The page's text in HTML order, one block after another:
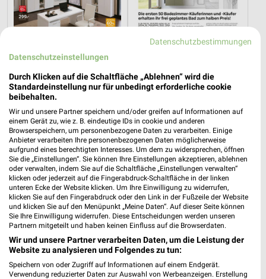
44,5 km
Büro Spezial
Gültig bis Fr. 14.08.
44,5 km
Badezimmer-Testerinnen
Noch heute gültig
XXXLutz XXXLutz
Datenschutzbestimmungen
Datenschutzeinstellungen
Durch Klicken auf die Schaltfläche „Ablehnen“ wird die
Standardeinstellung nur für unbedingt erforderliche cookie
beibehalten.
Wir und unsere Partner speichern und/oder greifen auf Informationen auf
einem Gerät zu, wie z. B. eindeutige IDs in cookie und anderen
Browserspeichern, um personenbezogene Daten zu verarbeiten. Einige
Anbieter verarbeiten Ihre personenbezogenen Daten möglicherweise
aufgrund eines berechtigten Interesses. Um dem zu widersprechen, öffnen
Sie die „Einstellungen“. Sie können Ihre Einstellungen akzeptieren, ablehnen
oder verwalten, indem Sie auf die Schaltfläche „Einstellungen verwalten“
klicken oder jederzeit auf die Fingerabdruck-Schaltfläche in der linken
unteren Ecke der Website klicken. Um Ihre Einwilligung zu widerrufen,
klicken Sie auf den Fingerabdruck oder den Link in der Fußzeile der Website
und klicken Sie auf den Menüpunkt „Meine Daten“. Auf dieser Seite können
Sie Ihre Einwilligung widerrufen. Diese Entscheidungen werden unseren
Partnern mitgeteilt und haben keinen Einfluss auf die Browserdaten.
Wir und unsere Partner verarbeiten Daten, um die Leistung der
Website zu analysieren und Folgendes zu tun:
Speichern von oder Zugriff auf Informationen auf einem Endgerät.
Verwendung reduzierter Daten zur Auswahl von Werbeanzeigen. Erstellung